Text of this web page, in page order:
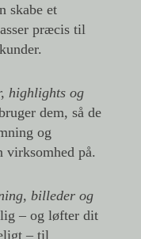
skabe et
præcis til
highlights og
dem, så de
og
på.
billeder og
– og løfter dit
– til